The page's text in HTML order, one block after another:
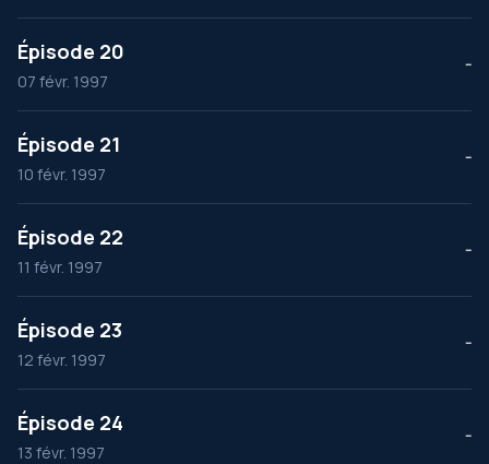
Épisode 20
07 févr. 1997
--
Épisode 21
10 févr. 1997
--
Épisode 22
11 févr. 1997
--
Épisode 23
12 févr. 1997
--
Épisode 24
13 févr. 1997
--